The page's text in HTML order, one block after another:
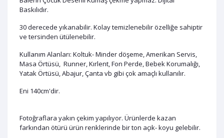
Baskılıdır.
30 derecede yıkanabilir. Kolay temizlenebilir özelliğe sahiptir
ve tersinden ütülenebilir.
Kullanım Alanları: Koltuk- Minder döşeme, Amerikan Servis,
Masa Örtüsü, Runner, Kırlent, Fon Perde, Bebek Korumalığı,
Yatak Örtüsü, Abajur, Çanta vb gibi çok amaçlı kullanılır.
Eni 140cm'dir.
Fotoğraflara yakın çekim yapılıyor. Ürünlerde kazan
farkından ötürü ürün renklerinde bir ton açık- koyu gelebilir.